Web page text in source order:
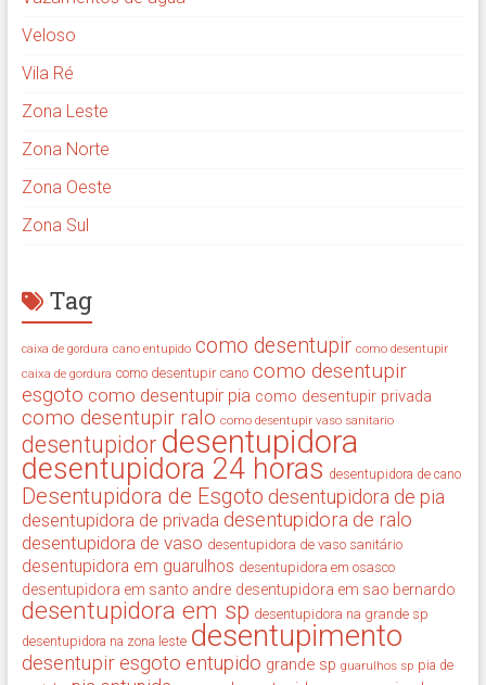
Veloso
Vila Ré
Zona Leste
Zona Norte
Zona Oeste
Zona Sul
Tag
caixa de gordura cano entupido como desentupir como desentupir
caixa de gordura como desentupir cano como desentupir
esgoto como desentupir pia como desentupir privada
como desentupir ralo como desentupir vaso sanitario
desentupidor desentupidora
desentupidora 24 horas desentupidora de cano
Desentupidora de Esgoto desentupidora de pia
desentupidora de privada desentupidora de ralo
desentupidora de vaso desentupidora de vaso sanitário
desentupidora em guarulhos desentupidora em osasco
desentupidora em santo andre desentupidora em sao bernardo
desentupidora em sp desentupidora na grande sp
desentupidora na zona leste desentupimento
desentupir esgoto entupido grande sp guarulhos sp pia de